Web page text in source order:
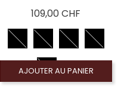
109,00 CHF
AJOUTER AU PANIER